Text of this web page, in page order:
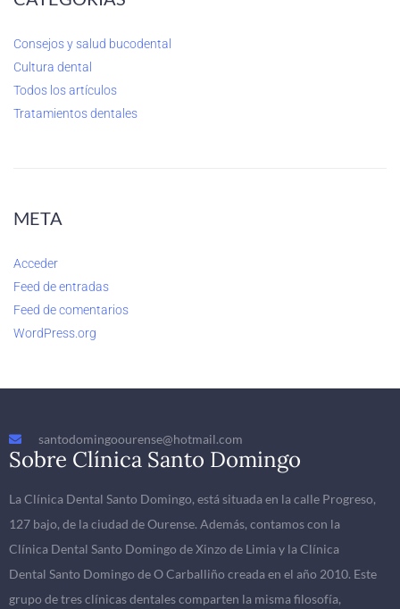
Consejos y salud bucodental
Cultura dental
Todos los artículos
Tratamientos dentales
META
Acceder
Feed de entradas
Feed de comentarios
WordPress.org
santodomingoourense@hotmail.com
Sobre Clínica Santo Domingo
La Clínica Dental Santo Domingo, está situada en la calle Progreso,
127 bajo, de la ciudad de Ourense. Además, contamos con la
Clínica Dental Santo Domingo de Xinzo de Limia y la Clínica
Dental Santo Domingo de O Carballiño creada en el año 2010. Este
grupo de tres clínicas dentales comparten la misma filosofía,